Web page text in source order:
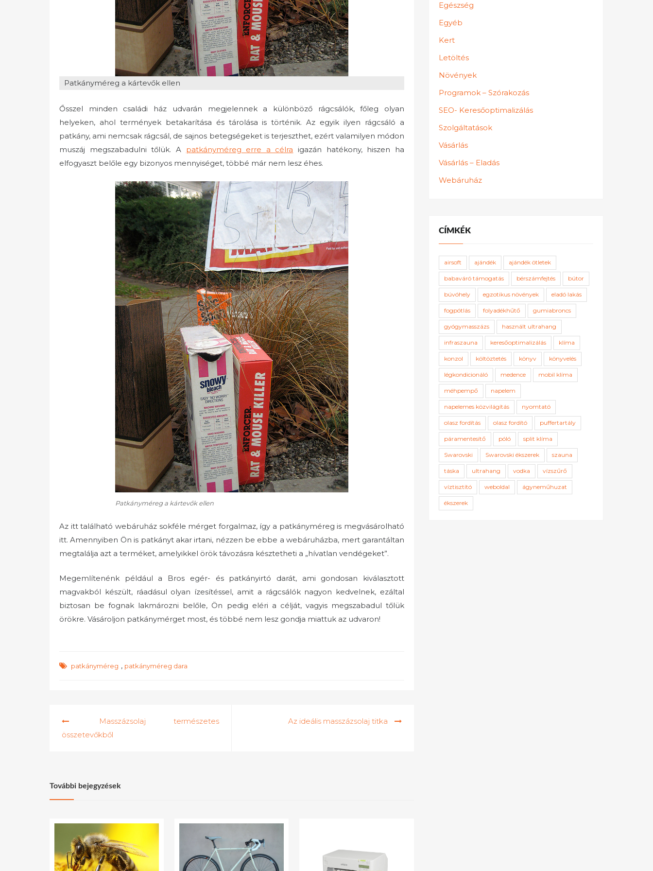
Patkányméreg a kártevők ellen
Ősszel minden családi ház udvarán megjelennek a különböző rágcsálók, főleg olyan
helyeken, ahol termények betakarítása és tárolása is történik. Az egyik ilyen rágcsáló a
patkány, ami nemcsak rágcsál, de sajnos betegségeket is terjeszthet, ezért valamilyen módon
muszáj megszabadulni tőlük. A patkányméreg erre a célra igazán hatékony, hiszen ha
elfogyaszt belőle egy bizonyos mennyiséget, többé már nem lesz éhes.
Patkányméreg a kártevők ellen
Az itt található webáruház sokféle mérget forgalmaz, így a patkányméreg is megvásárolható
itt. Amennyiben Ön is patkányt akar irtani, nézzen be ebbe a webáruházba, mert garantáltan
megtalálja azt a terméket, amelyikkel örök távozásra késztetheti a „hívatlan vendégeket”.
Megemlítenénk például a Bros egér- és patkányirtó darát, ami gondosan kiválasztott
magvakból készült, ráadásul olyan ízesítéssel, amit a rágcsálók nagyon kedvelnek, ezáltal
biztosan be fognak lakmározni belőle, Ön pedig eléri a célját, vagyis megszabadul tőlük
örökre. Vásároljon patkánymérget most, és többé nem lesz gondja miattuk az udvaron!
patkányméreg , patkányméreg dara
Masszázsolaj természetes
összetevőkből
Az ideális masszázsolaj titka
További bejegyzések
Egészség
Egyéb
Kert
Letöltés
Növények
Programok – Szórakozás
SEO- Keresőoptimalizálás
Szolgáltatások
Vásárlás
Vásárlás – Eladás
Webáruház
CÍMKÉK
airsoft ajándék ajándék ötletek
babaváró támogatás bérszámfejtés bútor
búvóhely egzotikus növények eladó lakás
fogpótlás folyadékhűtő gumiabroncs
gyógymasszázs használt ultrahang
infraszauna keresőoptimalizálás klíma
konzol költöztetés könyv könyvelés
légkondicionáló medence mobil klíma
méhpempő napelem
napelemes közvilágítás nyomtató
olasz fordítás olasz fordító puffertartály
páramentesítő póló split klíma
Swarovski Swarovski ékszerek szauna
táska ultrahang vodka vízszűrő
víztisztító weboldal ágyneműhuzat
ékszerek